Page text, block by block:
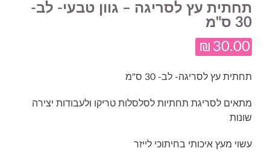
תחתית עץ לסריגה – גוון טבעי- לב-
30 ס"מ
₪ 30.00
תחתית עץ לסריגה- לב- 30 ס"מ
מתאים לסריגת תחתיות לסלסלות טריקו ולעבודות יצירה
שונות
עשוי מעץ איכותי בחיתוכי לייזר